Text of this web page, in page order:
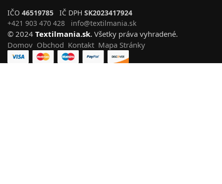
IČO 46519785 IČ DPH SK2023417924
+421 903 470 428
info@textilmania.sk
© 2024 Textilmania.sk. Všetky práva vyhradené.
Domov Obchod Kontakt Mapa Stránky